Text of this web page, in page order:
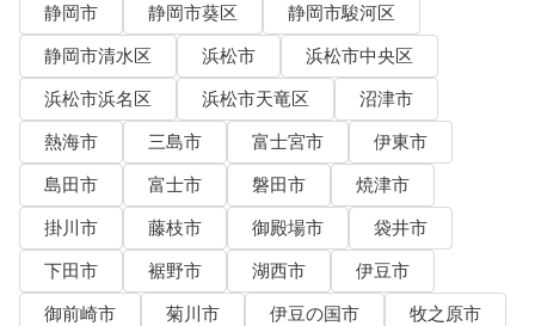
静岡市 静岡市葵区
静岡市駿河区
静岡市清水区
浜松市
浜松市中央区
浜松市浜名区
浜松市天竜区
沼津市
熱海市
三島市 富士宮市
伊東市
島田市
富士市 磐田市
焼津市
掛川市
藤枝市 御殿場市
袋井市
下田市
裾野市 湖西市
伊豆市
御前崎市
菊川市 伊豆の国市
牧之原市